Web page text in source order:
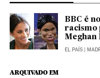
BBC é
racismo
Meghan
EL PAÍS |
ARQUIVADO EM